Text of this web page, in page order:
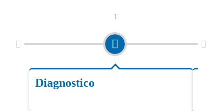
1
Diagnostico